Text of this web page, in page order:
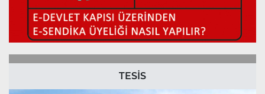
TESİS